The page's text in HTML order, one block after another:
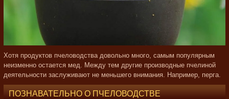
Хотя продуктов пчеловодства довольно много, самым популярным
неизменно остается мед. Между тем другие производные пчелиной
деятельности заслуживают не меньшего внимания. Например, перга.
ПОЗНАВАТЕЛЬНО О ПЧЕЛОВОДСТВЕ